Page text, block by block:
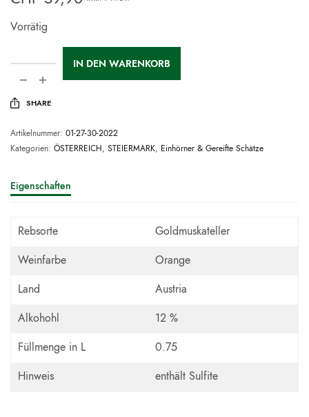
Vorrätig
IN DEN WARENKORB
SHARE
Artikelnummer: 01-27-30-2022
Kategorien: ÖSTERREICH, STEIERMARK, Einhörner & Gereifte Schätze
Eigenschaften
Rebsorte
Goldmuskateller
Weinfarbe
Orange
Land
Austria
Alkohohl
12 %
Füllmenge in L
0.75
Hinweis
enthält Sulfite